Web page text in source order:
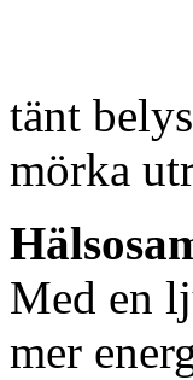
tänt
mörka
Med en
mer